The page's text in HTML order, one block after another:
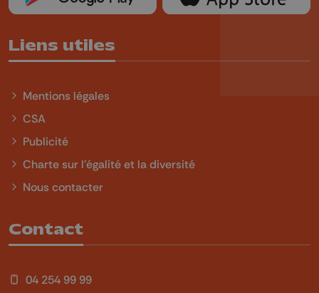
Liens utiles
Mentions légales
CSA
Publicité
Charte sur l'égalité et la diversité
Nous contacter
Contact
04 254 99 99